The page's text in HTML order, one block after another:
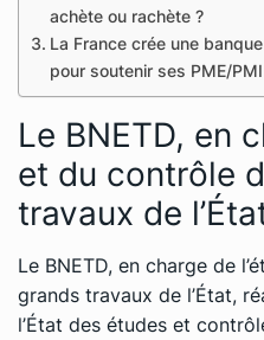
achète ou rachète ?
La France crée une
pour soutenir ses PME/PMI
Le BNETD, en
et du contrôle
travaux de
Le BNETD, en charge de
grands travaux de l’État,
l’État des études et